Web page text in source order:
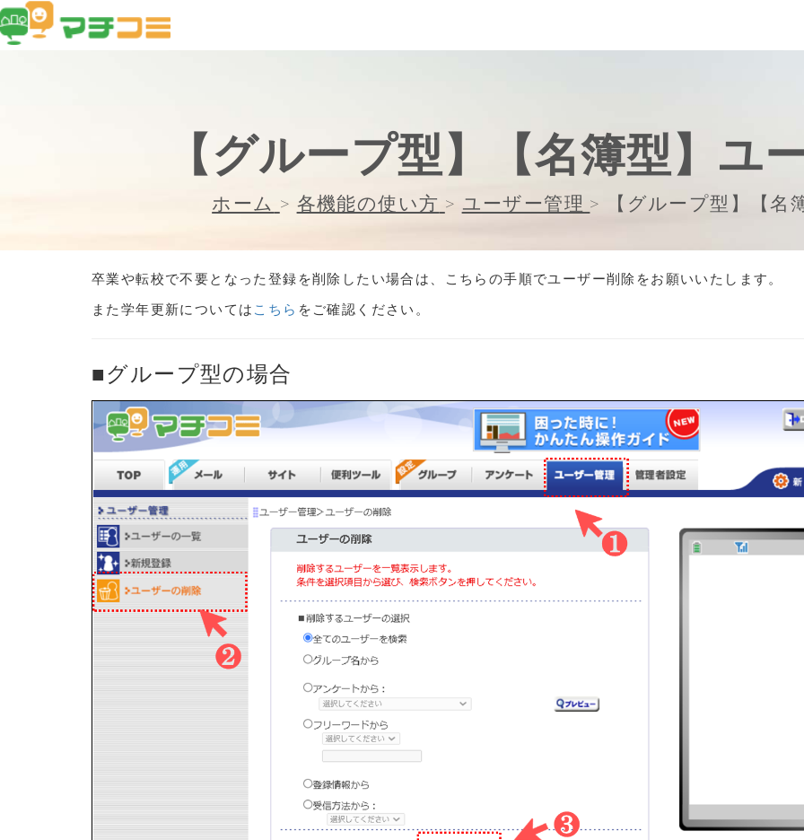
【グループ型】【名簿型】ユ
ホーム > 各機能の使い方 > ユーザー管理 > 【グループ型】【名
卒業や転校で不要となった登録を削除したい場合は、こちらの手順でユーザー削除をお願いいたします。
また学年更新については こちら をご確認ください。
■グループ型の場合